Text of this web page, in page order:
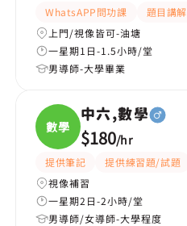
WhatsAPP問功課 題目講解
上門/視像皆可-油塘
一星期1日-1.5小時/堂
男導師-大學畢業
數學
中六,數學
$180/hr
提供筆記 提供練習題/試題
視像補習
一星期2日-2小時/堂
男導師/女導師-大學程度